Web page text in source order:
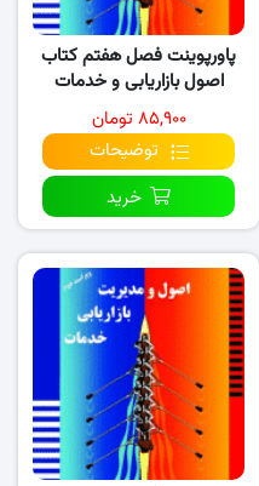
پاورپوینت فصل هفتم کتاب
اصول بازاریابی و خدمات
(نسخه ۲)
۸۵,۹۰۰ تومان
توضیحات
خرید